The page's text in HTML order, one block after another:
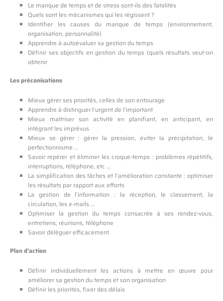
Le manque de temps et de stress sont-ils des fatalités
Quels sont les mécanismes qui les régissent ?
Identifier les causes du manque de temps (environnement,
organisation, personnalité)
Apprendre à autoévaluer sa gestion du temps
Définir ses objectifs en gestion du temps (quels résultats veut-on
obtenir
Les préconisations
Mieux gérer ses priorités, celles de son entourage
Apprendre à distinguer l’urgent de l’important
Mieux maîtriser son activité en planifiant, en anticipant, en
intégrant les imprévus
Mieux se gérer : gérer la pression, éviter la précipitation, le
perfectionnisme …
Savoir repérer et éliminer les croque-temps : problèmes répétitifs,
interruptions, téléphone, etc …
La simplification des tâches et l’amélioration constante : optimiser
les résultats par rapport aux efforts
La gestion de l’information : la réception, le classement, la
circulation, les e-mails …
Optimiser la gestion du temps consacrée à ses rendez-vous,
entretiens, réunions, téléphone
Savoir déléguer efficacement
Plan d’action
Définir individuellement les actions à mettre en œuvre pour
améliorer sa gestion du temps et son organisation
Définir les priorités, fixer des délais